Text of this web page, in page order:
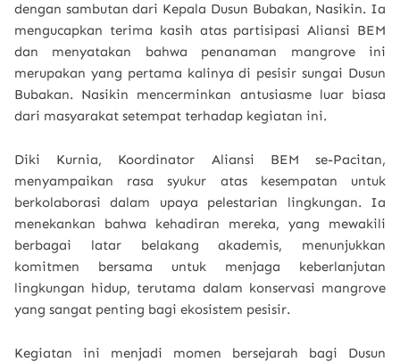
dengan sambutan dari Kepala Dusun Bubakan, Nasikin. Ia
mengucapkan terima kasih atas partisipasi Aliansi BEM
dan menyatakan bahwa penanaman mangrove ini
merupakan yang pertama kalinya di pesisir sungai Dusun
Bubakan. Nasikin mencerminkan antusiasme luar biasa
dari masyarakat setempat terhadap kegiatan ini.
Diki Kurnia, Koordinator Aliansi BEM se-Pacitan,
menyampaikan rasa syukur atas kesempatan untuk
berkolaborasi dalam upaya pelestarian lingkungan. Ia
menekankan bahwa kehadiran mereka, yang mewakili
berbagai latar belakang akademis, menunjukkan
komitmen bersama untuk menjaga keberlanjutan
lingkungan hidup, terutama dalam konservasi mangrove
yang sangat penting bagi ekosistem pesisir.
Kegiatan ini menjadi momen bersejarah bagi Dusun